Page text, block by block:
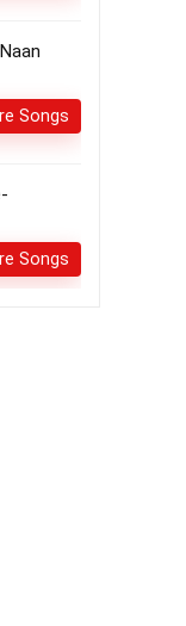
Songs
Songs